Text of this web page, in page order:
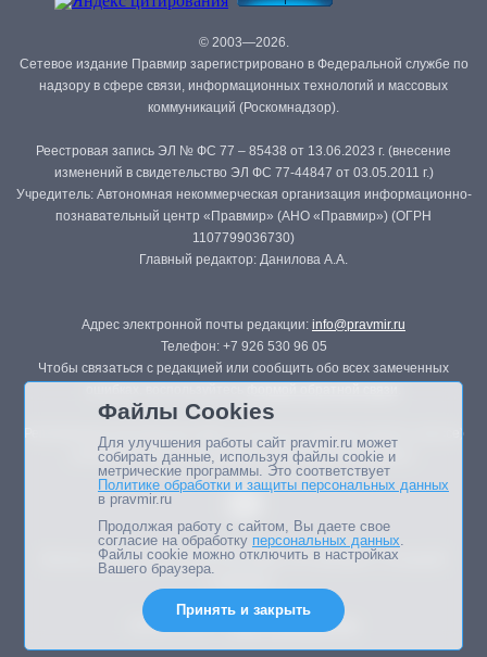
© 2003—2026.
Сетевое издание Правмир зарегистрировано в Федеральной службе по
надзору в сфере связи, информационных технологий и массовых
коммуникаций (Роскомнадзор).
Реестровая запись ЭЛ № ФС 77 – 85438 от 13.06.2023 г. (внесение
изменений в свидетельство ЭЛ ФС 77-44847 от 03.05.2011 г.)
Учредитель: Автономная некоммерческая организация информационно-
познавательный центр «Правмир» (АНО «Правмир») (ОГРН
1107799036730)
Главный редактор: Данилова А.А.
Адрес электронной почты редакции: info@pravmir.ru
Телефон: +7 926 530 96 05
Чтобы связаться с редакцией или сообщить обо всех замеченных
Републикация материалов сайта в печатных изданиях (книгах, прессе)
возможна только с письменного разрешения редакции.
Мнение авторов статей портала может не совпадать с позицией
Дизайн сайта -
Файлы Cookies
Для улучшения работы сайт pravmir.ru может
собирать данные, используя файлы cookie и
метрические программы. Это соответствует
Политике обработки и защиты персональных данных
в pravmir.ru
Продолжая работу с сайтом, Вы даете свое
согласие на обработку персональных данных.
Файлы cookie можно отключить в настройках
Вашего браузера.
Принять и закрыть